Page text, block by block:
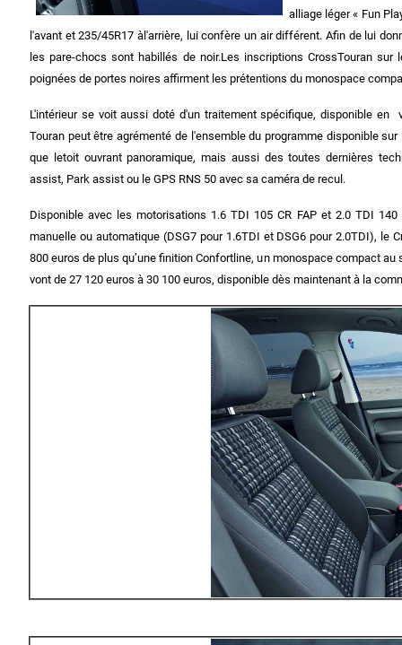
alliage léger « Fun
l'avant et 235/45R17 àl'arrière, lui confère un air différent. Afin de lui
les pare-chocs sont habillés de noir.Les inscriptions CrossTouran
poignées de portes noires affirment les prétentions du monospace
L'intérieur se voit aussi doté d'un traitement spécifique, disponible
Touran peut être agrémenté de l'ensembledu programme disponible
que letoit ouvrant panoramique, mais aussi des toutes dernières
assist, Park assist ou le GPS RNS 50 avec sa caméra de recul.
Disponible avec les motorisations 1.6 TDI 105 CR FAP et 2.0 TDI 140
manuelle ou automatique (DSG7 pour 1.6TDI et DSG6 pour 2.0TDI), le
800 euros de plus qu’une finition Confortline, un monospace compact
vont de 27 120 euros à 30 100 euros, disponible dès maintenant à la